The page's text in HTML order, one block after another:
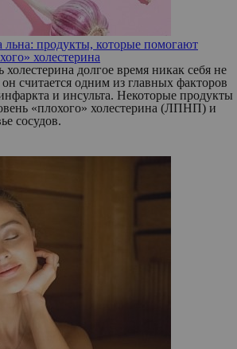
льна: продукты, которые помогают
холестерина
долгое время никак себя не
считается одним из главных факторов
и инсульта. Некоторые продукты
«плохого» холестерина (ЛПНП) и
сосудов.